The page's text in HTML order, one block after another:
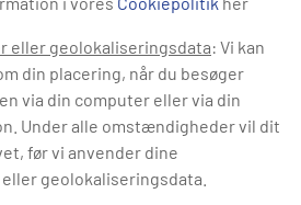
eller geolokaliseringsdata: Vi kan
din placering, når du besøger
via din computer eller via din
Under alle omstændigheder vil dit
før vi anvender dine
geolokaliseringsdata.